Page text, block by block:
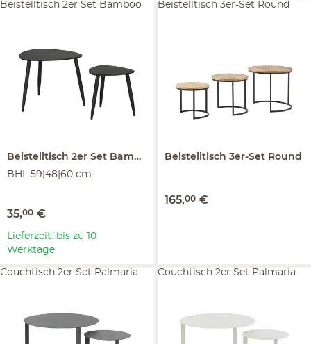
Beistelltisch 2er Set Bamboo
BHL 59|48|60 cm
35,00 €
Beistelltisch 2er Set Bamboo
Lieferzeit: bis zu 10
Werktage
Beistelltisch 3er-Set Round
165,00 €
Beistelltisch 3er-Set Round
Couchtisch 2er Set Palmaria Couchtisch 2er Set Palmaria